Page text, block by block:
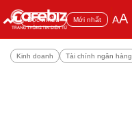
Đọc nhiều Mới nhất AA
Kinh doanh Tài chính ngân hàng